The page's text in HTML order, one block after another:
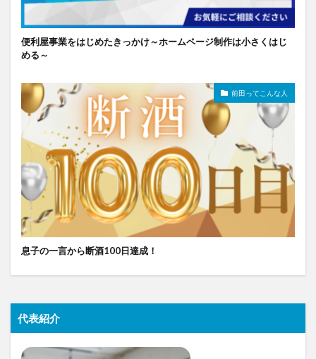
便利屋事業をはじめたきっかけ～ホームページ制作は小さくはじ
める～
前田ってこんな人
息子の一言から断酒100日達成！
代表紹介